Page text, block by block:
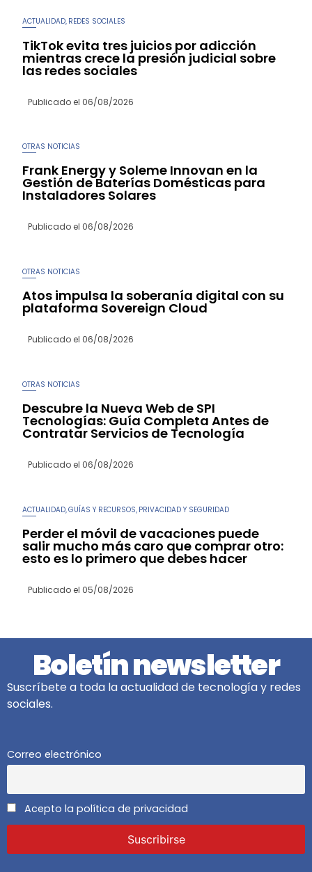
ACTUALIDAD, REDES SOCIALES
TikTok evita tres juicios por adicción
mientras crece la presión judicial sobre
las redes sociales
Publicado el 06/08/2026
OTRAS NOTICIAS
Frank Energy y Soleme Innovan en la
Gestión de Baterías Domésticas para
Instaladores Solares
Publicado el 06/08/2026
OTRAS NOTICIAS
Atos impulsa la soberanía digital con su
plataforma Sovereign Cloud
Publicado el 06/08/2026
OTRAS NOTICIAS
Descubre la Nueva Web de SPI
Tecnologías: Guía Completa Antes de
Contratar Servicios de Tecnología
Publicado el 06/08/2026
ACTUALIDAD ,GUÍAS Y RECURSOS PRIVACIDAD Y SEGURIDAD
Perder el móvil de vacaciones puede
salir mucho más caro que comprar otro:
esto es lo primero que debes hacer
Publicado el 05/08/2026
Boletín newsletter
Suscríbete a toda la actualidad de tecnología y redes
sociales.
Correo electrónico
Acepto la política de privacidad